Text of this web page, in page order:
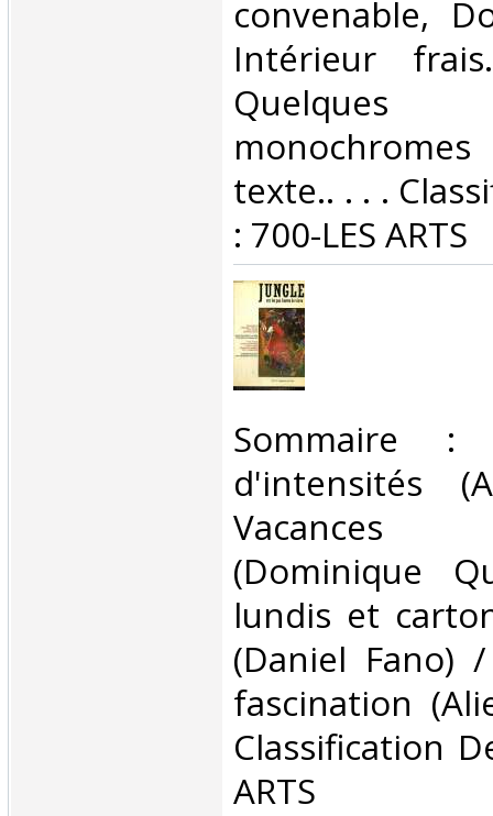
convenable,
Intérieur
texte.. . . .
: 700-LES ARTS‎
‎Sommaire :
d'intensités
(Dominique
lundis et
(Daniel Fano)
fascination
Classification
ARTS‎